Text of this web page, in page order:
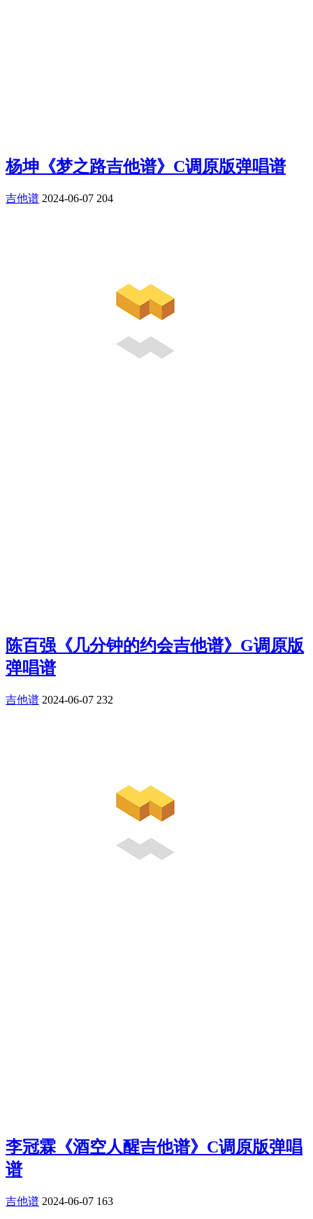
杨坤《梦之路吉他谱》C调原版弹唱谱
吉他谱 2024-06-07 204
陈百强《几分钟的约会吉他谱》G调原版
弹唱谱
吉他谱 2024-06-07 232
李冠霖《酒空人醒吉他谱》C调原版弹唱
谱
吉他谱 2024-06-07 163